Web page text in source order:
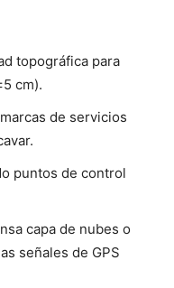
topográfica para
cm).
de servicios
puntos de control
capa de nubes o
señales de GPS